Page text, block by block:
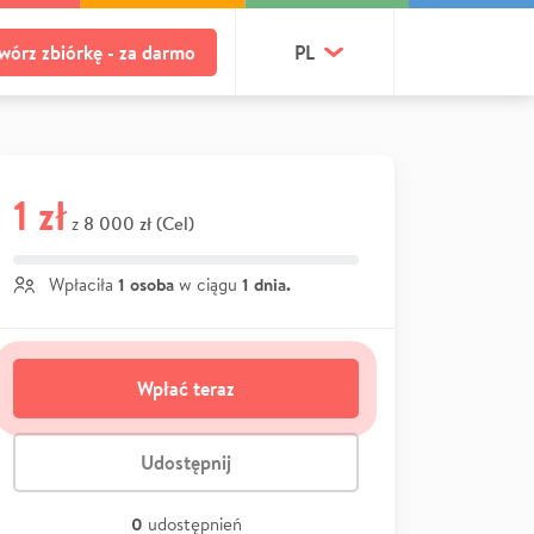
zbiórkę - za darmo PL
1 zł z 8 000 zł (Cel)
Wpłaciła 1 osoba w ciągu 1 dnia.
Wpłać teraz
Udostępnij
0 udostępnień